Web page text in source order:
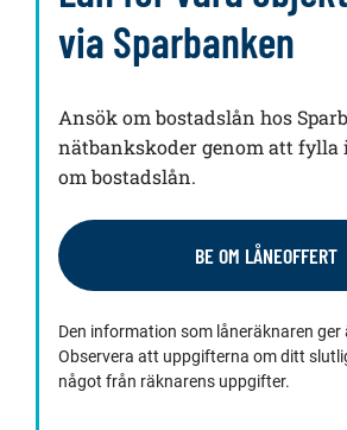
via Sparbanken
Ansök om bostadslån hos
nätbankskoder genom att fylla
om bostadslån.
BE OM LÅNEOFFERT
Den information som låneräknaren ger
Observera att uppgifterna om ditt
något från räknarens uppgifter.